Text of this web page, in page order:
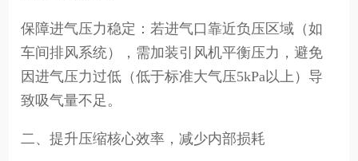
保障进气压力稳定：若进气口靠近负压区域（如
车间排风系统），需加装引风机平衡压力，避免
因进气压力过低（低于标准大气压5kPa以上）导
致吸气量不足。
二、提升压缩核心效率，减少内部损耗